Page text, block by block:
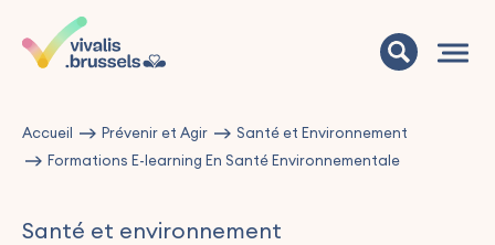
Accueil Prévenir et Agir
Santé et Environnement
Formations E-learning En Santé Environnementale
Santé et environnement